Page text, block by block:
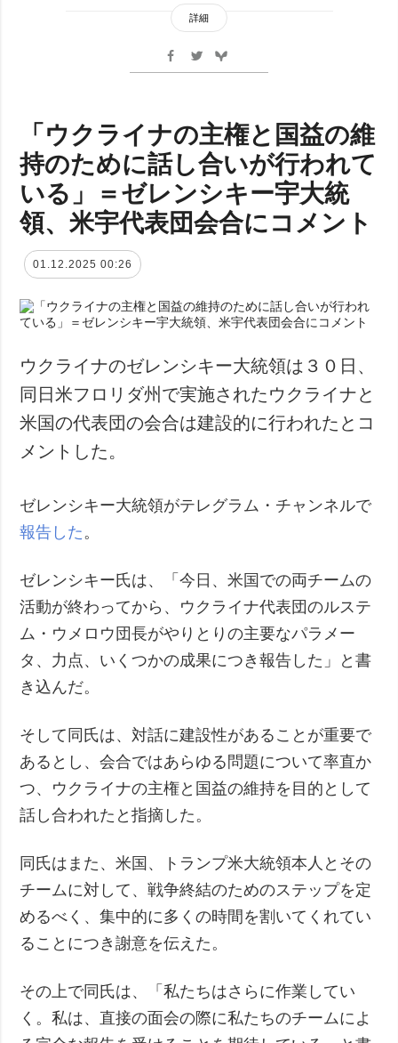
詳細
「ウクライナの主権と国益の維
持のために話し合いが行われて
いる」＝ゼレンシキー宇大統
領、米宇代表団会合にコメント
01.12.2025 00:26
ウクライナのゼレンシキー大統領は３０日、
同日米フロリダ州で実施されたウクライナと
米国の代表団の会合は建設的に行われたとコ
メントした。
ゼレンシキー大統領がテレグラム・チャンネルで
報告した 。
ゼレンシキー氏は、「今日、米国での両チームの
活動が終わってから、ウクライナ代表団のルステ
ム・ウメロウ団長がやりとりの主要なパラメー
タ、力点、いくつかの成果につき報告した」と書
き込んだ。
そして同氏は、対話に建設性があることが重要で
あるとし、会合ではあらゆる問題について率直か
つ、ウクライナの主権と国益の維持を目的として
話し合われたと指摘した。
同氏はまた、米国、トランプ米大統領本人とその
チームに対して、戦争終結のためのステップを定
めるべく、集中的に多くの時間を割いてくれてい
ることにつき謝意を伝えた。
その上で同氏は、「私たちはさらに作業してい
く。私は、直接の面会の際に私たちのチームによ